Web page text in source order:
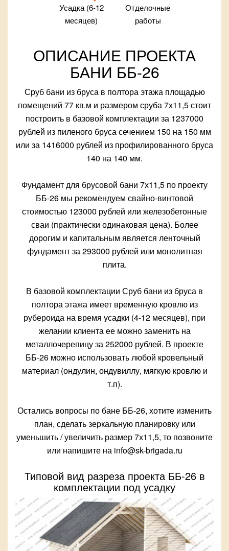
Усадка (6-12
месяцев)
Отделочные
работы
ОПИСАНИЕ ПРОЕКТА
БАНИ ББ-26
Сруб бани из бруса в полтора этажа площадью
помещений 77 кв.м и размером сруба 7х11,5 стоит
построить в базовой комплектации за 1237000
рублей из пиленого бруса сечением 150 на 150 мм
или за 1416000 рублей из профилированного бруса
140 на 140 мм.
Фундамент для брусовой бани 7х11,5 по проекту
ББ-26 мы рекомендуем свайно-винтовой
стоимостью 123000 рублей или железобетонные
сваи (практически одинаковая цена). Более
дорогим и капитальным является ленточный
фундамент за 293000 рублей или монолитная
плита.
В базовой комплектации Сруб бани из бруса в
полтора этажа имеет временную кровлю из
рубероида на время усадки (4-12 месяцев), при
желании клиента ее можно заменить на
металлочерепицу за 252000 рублей. В проекте
ББ-26 можно использовать любой кровельный
материал (ондулин, ондувиллу, мягкую кровлю и
т.п).
Остались вопросы по бане ББ-26, хотите изменить
план, сделать зеркальную планировку или
уменьшить / увеличить размер 7х11,5, то позвоните
или напишите на info@sk-brigada.ru
Типовой вид разреза проекта ББ-26 в
комплектации под усадку